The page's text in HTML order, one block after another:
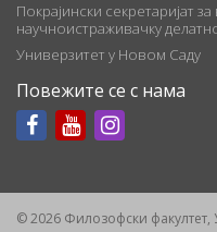
Покрајински секретаријат
научноистраживачку
Универзитет у Новом Саду
Повежите се с нама
© 2026 Филозофски факултет,